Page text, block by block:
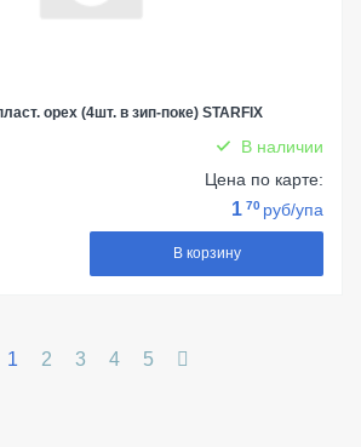
орех (4шт. в зип-поке) STARFIX
В наличии
Цена по карте:
1 70 руб/упа
В корзину
1 2 3 4 5